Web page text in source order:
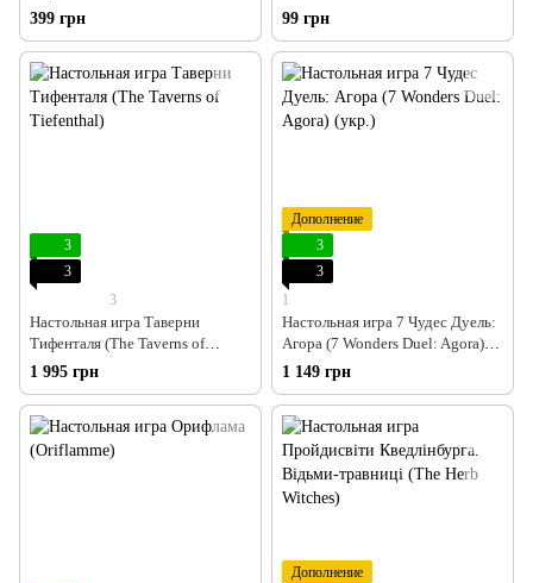
399 грн
99 грн
3
3
3
Настольная игра Таверни
Тифенталя (The Taverns of
Tiefenthal)
1 995 грн
Дополнение
3
3
1
Настольная игра 7 Чудес Дуель:
Агора (7 Wonders Duel: Agora)
(укр.)
1 149 грн
Дополнение